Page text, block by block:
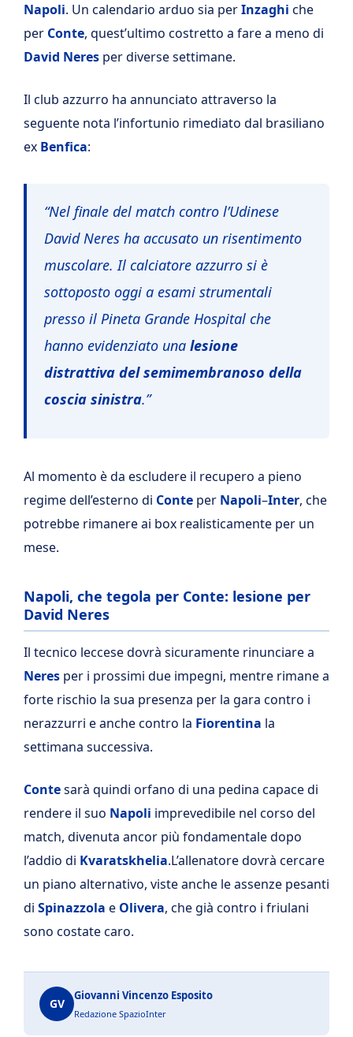
Napoli. Un calendario arduo sia perInzaghi che
per Conte, quest’ultimo costretto a fare a meno di
David Neres per diverse settimane.
Il club azzurro ha annunciato attraverso la
seguente nota l’infortunio rimediato dal brasiliano
ex Benfica:
“Nel finale del match contro l’Udinese
David Neres ha accusato un risentimento
muscolare. Il calciatore azzurro si è
sottoposto oggi a esami strumentali
presso il Pineta Grande Hospital che
hanno evidenziato una lesione
distrattiva del semimembranoso della
coscia sinistra.”
Al momento è da escludere il recupero a pieno
regime dell’esterno di Conte per Napoli–Inter, che
potrebbe rimanere ai box realisticamente per un
mese.
Napoli, che tegola per Conte: lesione per
David Neres
Il tecnico leccese dovrà sicuramente rinunciare a
Neres per i prossimi due impegni, mentre rimane a
forte rischio la sua presenza per la gara contro i
nerazzurri e anche contro la Fiorentina la
settimana successiva.
Contesarà quindi orfano di una pedina capace di
rendere il suo Napoli imprevedibile nel corso del
match, divenuta ancor più fondamentale dopo
l’addio di Kvaratskhelia.L’allenatore dovrà cercare
un piano alternativo, viste anche le assenze pesanti
di Spinazzola e Olivera, che già contro i friulani
sono costate caro.
GV
Giovanni Vincenzo Esposito
Redazione SpazioInter